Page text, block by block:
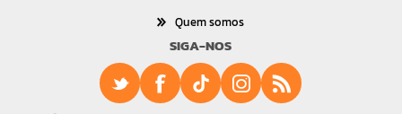
Quem somos
SIGA-NOS